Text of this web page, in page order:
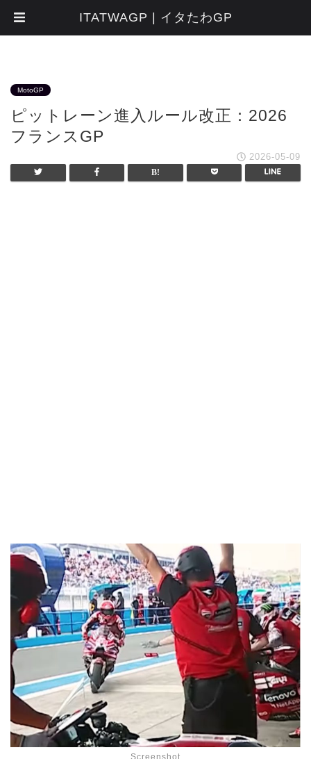
MotoGP
ピットレーン進入ルール改正：2026
フランスGP
2026-05-09
Screenshot
ITATWAGP | イタたわGP